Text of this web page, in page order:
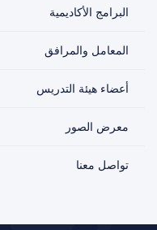
البرامج الأكاديمية
المعامل والمرافق
أعضاء هيئة التدريس
معرض الصور
تواصل معنا